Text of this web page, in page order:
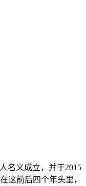
名义成立，并于2015
这前后四个年头里，